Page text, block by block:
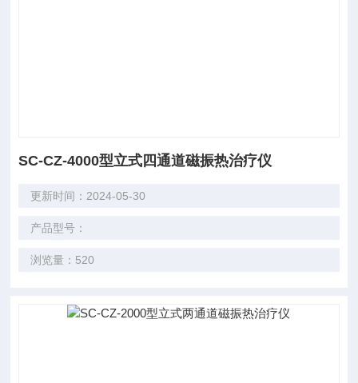
SC-CZ-4000型立式四通道磁振热治疗仪
更新时间：2024-05-30
产品型号：
浏览量：520